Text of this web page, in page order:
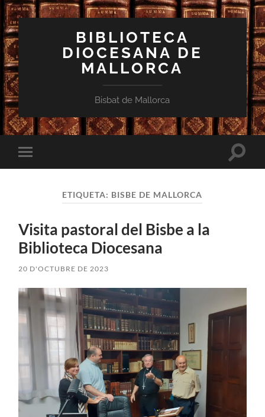
BIBLIOTECA
DIOCESANA DE
MALLORCA
Bisbat de Mallorca
Toggle
mobile
Toggle
ETIQUETA: BISBE DE MALLORCA
Visita pastoral del Bisbe a la
Biblioteca Diocesana
20 D'OCTUBRE DE 2023